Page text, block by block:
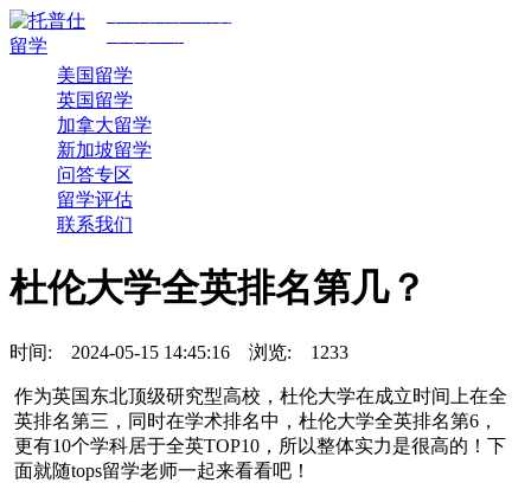
美国留学
英国留学
加拿大留学
新加坡留学
问答专区
留学评估
联系我们
杜伦大学全英排名第几？
时间: 2024-05-15 14:45:16 浏览: 1233
作为英国东北顶级研究型高校，杜伦大学在成立时间上在全
英排名第三，同时在学术排名中，杜伦大学全英排名第6，
更有10个学科居于全英TOP10，所以整体实力是很高的！下
面就随tops留学老师一起来看看吧！